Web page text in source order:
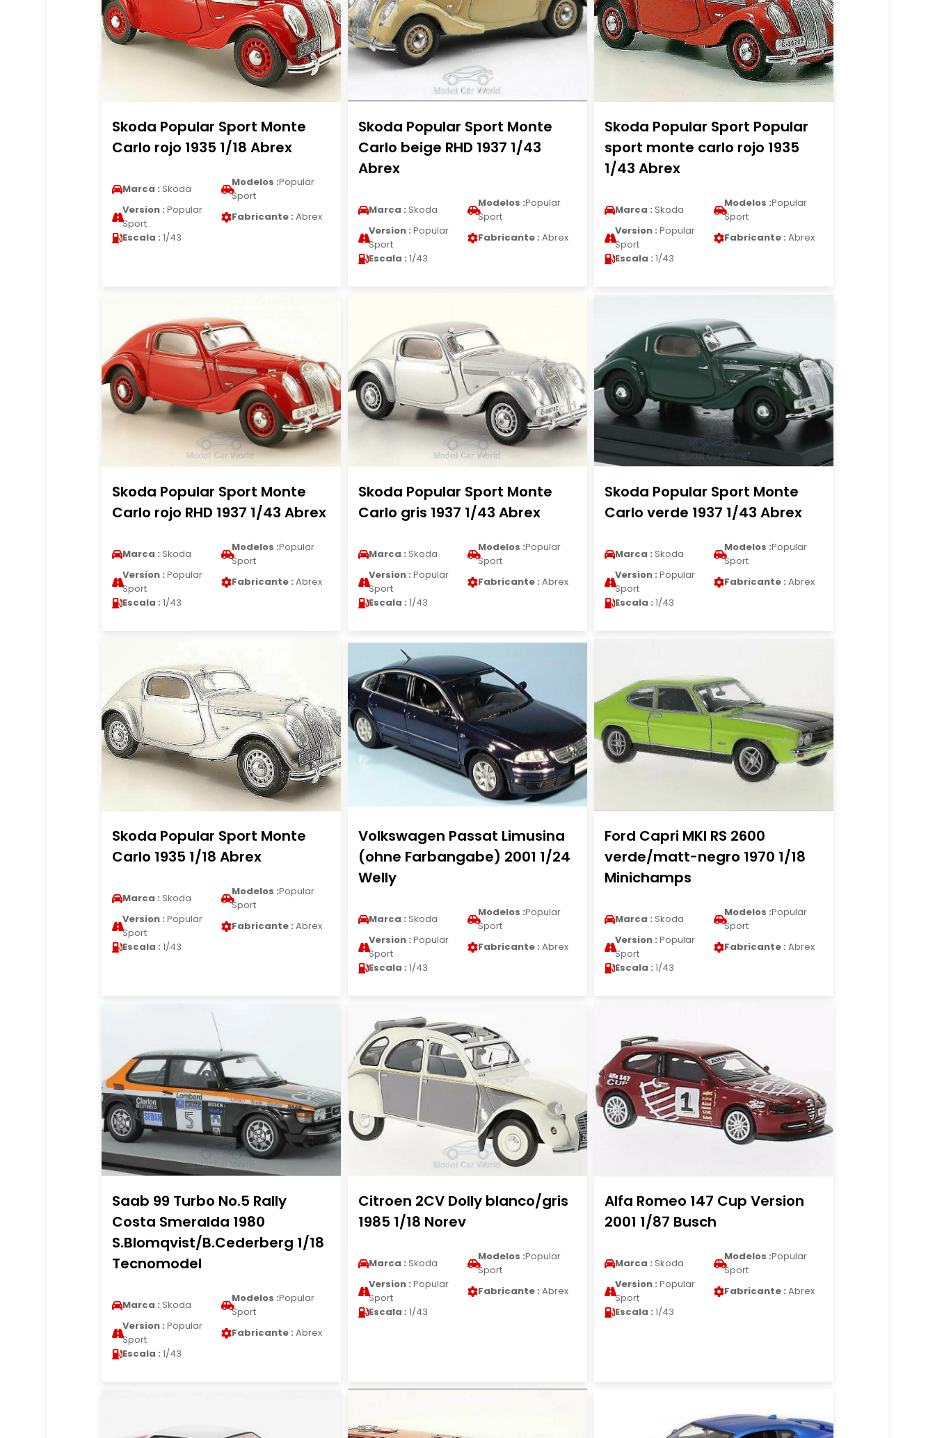
Skoda Popular Sport Monte
Carlo rojo 1935 1/18 Abrex
Marca : Skoda
Modelos :Popular
Sport
Version : Popular
Sport
Fabricante : Abrex
Escala : 1/43
Skoda Popular Sport Monte
Carlo beige RHD 1937 1/43
Abrex
Marca : Skoda
Modelos :Popular
Sport
Version : Popular
Sport
Fabricante : Abrex
Escala : 1/43
Skoda Popular Sport Popular
sport monte carlo rojo 1935
1/43 Abrex
Marca : Skoda
Modelos :Popular
Sport
Version : Popular
Sport
Fabricante : Abrex
Escala : 1/43
Skoda Popular Sport Monte
Carlo rojo RHD 1937 1/43 Abrex
Marca : Skoda
Modelos :Popular
Sport
Version : Popular
Sport
Fabricante : Abrex
Escala : 1/43
Skoda Popular Sport Monte
Carlo gris 1937 1/43 Abrex
Marca : Skoda
Modelos :Popular
Sport
Version : Popular
Sport
Fabricante : Abrex
Escala : 1/43
Skoda Popular Sport Monte
Carlo verde 1937 1/43 Abrex
Marca : Skoda
Modelos :Popular
Sport
Version : Popular
Sport
Fabricante : Abrex
Escala : 1/43
Skoda Popular Sport Monte
Carlo 1935 1/18 Abrex
Marca : Skoda
Modelos :Popular
Sport
Version : Popular
Sport
Fabricante : Abrex
Escala : 1/43
Volkswagen Passat Limusina
(ohne Farbangabe) 2001 1/24
Welly
Marca : Skoda
Modelos :Popular
Sport
Version : Popular
Sport
Fabricante : Abrex
Escala : 1/43
Ford Capri MKI RS 2600
verde/matt-negro 1970 1/18
Minichamps
Marca : Skoda
Modelos :Popular
Sport
Version : Popular
Sport
Fabricante : Abrex
Escala : 1/43
Saab 99 Turbo No.5 Rally
Costa Smeralda 1980
S.Blomqvist/B.Cederberg 1/18
Tecnomodel
Marca : Skoda
Modelos :Popular
Sport
Version : Popular
Sport
Fabricante : Abrex
Escala : 1/43
Citroen 2CV Dolly blanco/gris
1985 1/18 Norev
Marca : Skoda
Modelos :Popular
Sport
Version : Popular
Sport
Fabricante : Abrex
Escala : 1/43
Alfa Romeo 147 Cup Version
2001 1/87 Busch
Marca : Skoda
Modelos :Popular
Sport
Version : Popular
Sport
Fabricante : Abrex
Escala : 1/43